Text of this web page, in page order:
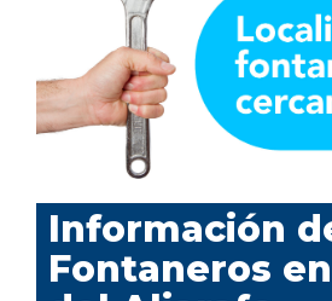
Información
Fontaneros